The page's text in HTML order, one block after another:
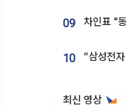
09
10
최신 영상